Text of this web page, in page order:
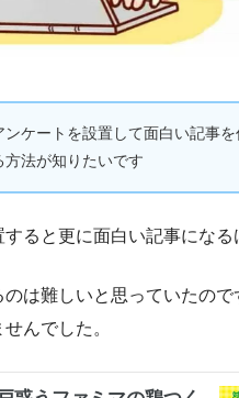
ンケートを設置して面白い記事
方法が知りたいです
ると更に面白い記事になる
は難しいと思っていたの
んでした。